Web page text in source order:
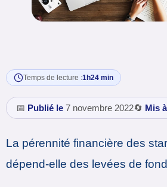
Temps de lecture :1h24 min
📅 Publié le 7 novembre 2022🔄 Mis
La pérennité financière des
dépend-elle des levées de